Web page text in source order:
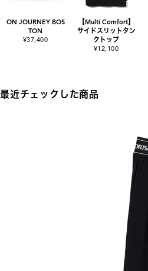
ON JOURNEY BOS
TON
¥37,400
【Multi Comfort】
サイドスリットタン
クトップ
¥12,100
最近チェックした商品